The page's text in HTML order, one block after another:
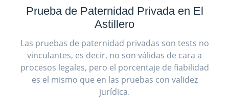
Prueba de Paternidad Privada en El
Astillero
Las pruebas de paternidad privadas son tests no
vinculantes, es decir, no son válidas de cara a
procesos legales, pero el porcentaje de fiabilidad
es el mismo que en las pruebas con validez
jurídica.